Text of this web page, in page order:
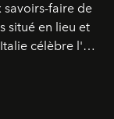
faire de
situé en lieu et
célèbre l'art
intemporelle.